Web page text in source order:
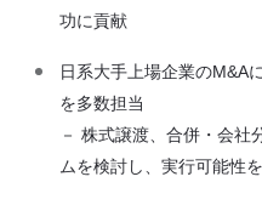
功に貢献
日系大手上場企業のM&A
を多数担当
－ 株式譲渡、合併・会社
ムを検討し、実行可能性